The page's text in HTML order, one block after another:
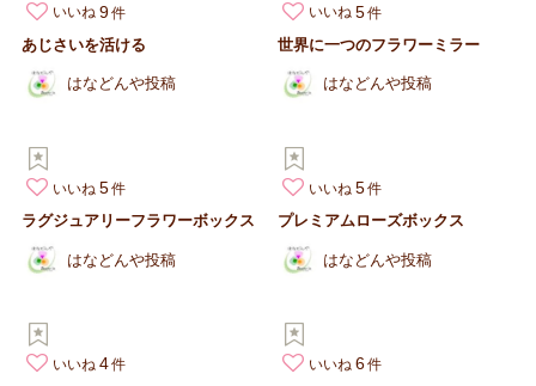
いいね 9
あじさいを活ける
はなどんや投稿
いいね 5
世界に一つのフラワーミラー
はなどんや投稿
いいね 5
ラグジュアリーフラワーボックス
はなどんや投稿
いいね 5
プレミアムローズボックス
はなどんや投稿
いいね 4 いいね 6